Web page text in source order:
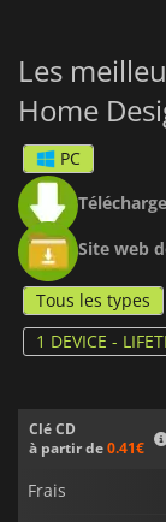
Les
Home
PC
Site web
Tous les types
1 DEVICE -
Clé CD
à partir de0.41€
Frais